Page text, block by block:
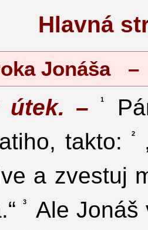
Hlavná
Jonáša
útek. – 1
takto:
2
a zvestuj
3
Ale Jonáš